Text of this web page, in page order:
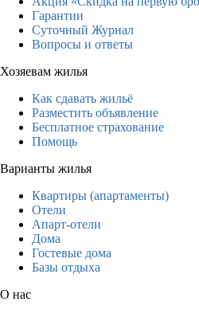
Гарантии
Суточный Журнал
Вопросы и ответы
Хозяевам жилья
Как сдавать жильё
Разместить объявление
Бесплатное страхование
Помощь
Варианты жилья
Квартиры (апартаменты)
Отели
Апарт-отели
Дома
Гостевые дома
Базы отдыха
О нас